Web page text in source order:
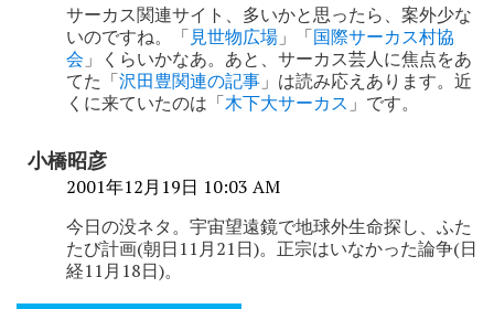
サーカス関連サイト、多いかと思ったら、案外少な
いのですね。「見世物広場 」「国際サーカス村協
会 」くらいかなあ。あと、サーカス芸人に焦点をあ
てた「沢田豊関連の記事 」は読み応えあります。近
くに来ていたのは「木下大サーカス 」です。
小橋昭彦
2001年12月19日 10:03 AM
今日の没ネタ。宇宙望遠鏡で地球外生命探し、ふた
たび計画(朝日11月21日)。正宗はいなかった論争(日
経11月18日)。